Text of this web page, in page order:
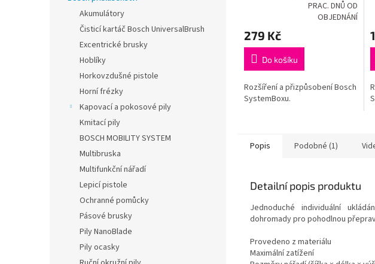
Akumulátory
Čisticí kartáč Bosch UniversalBrush
Excentrické brusky
Hoblíky
Horkovzdušné pistole
Horní frézky
Kapovací a pokosové pily
Kmitací pily
BOSCH MOBILITY SYSTEM
Multibruska
Multifunkční nářadí
Lepicí pistole
Ochranné pomůcky
Pásové brusky
Pily NanoBlade
Pily ocasky
produktu
je
5,0
hvězdiček.
PRAC. DNŮ OD
OBJEDNÁNÍ
279 Kč
Do košíku
Rozšíření a přizpůsobení Bosch
SystemBoxu.
Popis Podobné (1)
Detailní popis produktu
Jednoduché individuální
dohromady pro pohodlnou
Provedeno z materiálu
Maximální zatížení